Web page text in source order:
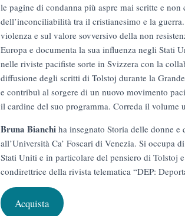
le pagine di condanna più aspre mai scritte e
dell’inconciliabilità tra il cristianesimo e la
violenza e sul valore sovversivo della non
Europa e documenta la sua influenza negli Stati
nelle riviste pacifiste sorte in Svizzera con la
diffusione degli scritti di Tolstoj durante la
e contribuì al sorgere di un nuovo movimento
il cardine del suo programma. Correda il volume
Bruna Bianchi ha insegnato Storia delle donne
all’Università Ca’ Foscari di Venezia. Si occupa
Stati Uniti e in particolare del pensiero di Tolstoj
condirettrice della rivista telematica “DEP:
Acquista